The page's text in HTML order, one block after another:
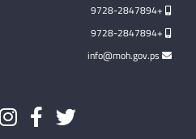
+9728-2847894
+9728-2847894